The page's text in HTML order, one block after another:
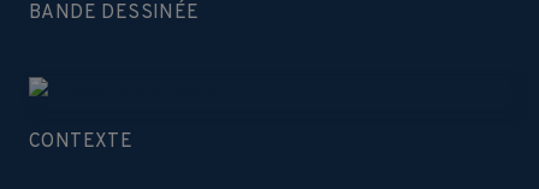
BANDE DESSINÉE
CONTEXTE